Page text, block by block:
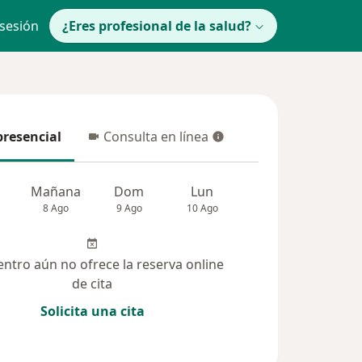
¿Eres profesional de la salud?
Consulta en línea
Consulta en línea
Mañana
8 Ago
Dom
9 Ago
Lun
10 Ago
aún no ofrece la reserva online
de cita
Solicita una cita